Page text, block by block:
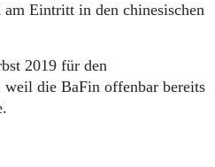
am Eintritt in den chinesischen
2019 für den
die BaFin offenbar bereits